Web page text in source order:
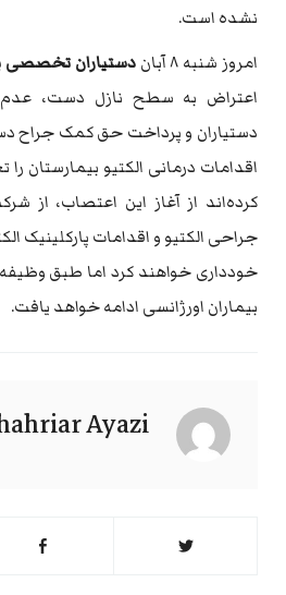
نشده است.
امروز شنبه ۸ آبان
دستیاران تخصصی
اعتراض به سطح نازل دست،
دستیاران و پرداخت حق کمک جراح
اقدامات درمانی الکتیو بیمارستان را
کرده‌اند از آغاز این اعتصاب، از
جراحی الکتیو و اقدامات پارکلینیک
خودداری خواهند کرد اما طبق
بیماران اورژانسی ادامه خواهد یافت.
Ayazi